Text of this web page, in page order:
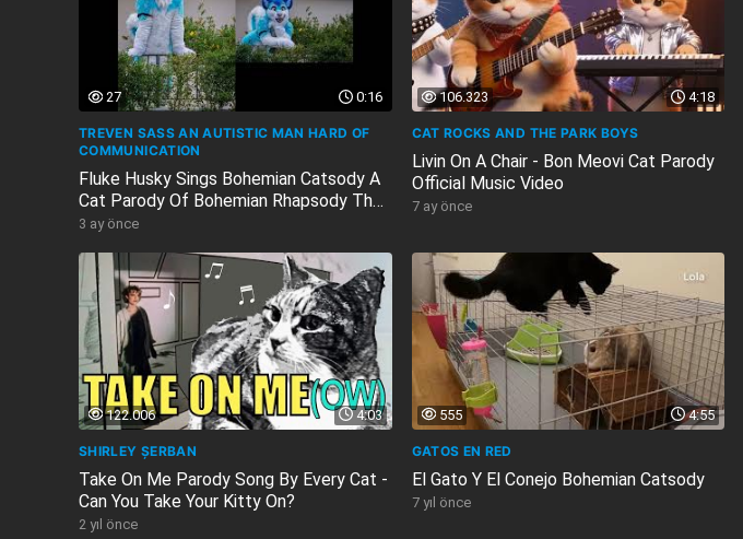
0:16
27
TREVEN SASS AN AUTISTIC MAN HARD OF
COMMUNICATION
Fluke Husky Sings Bohemian Catsody A
Cat Parody Of Bohemian Rhapsody The
Song...
3 ay önce
4:18
106.323
CAT ROCKS AND THE PARK BOYS
Livin On A Chair - Bon Meovi Cat Parody
Official Music Video
7 ay önce
4:03
122.006
SHIRLEY ȘERBAN
Take On Me Parody Song By Every Cat -
Can You Take Your Kitty On?
2 yıl önce
4:55
555
GATOS EN RED
El Gato Y El Conejo Bohemian Catsody
7 yıl önce